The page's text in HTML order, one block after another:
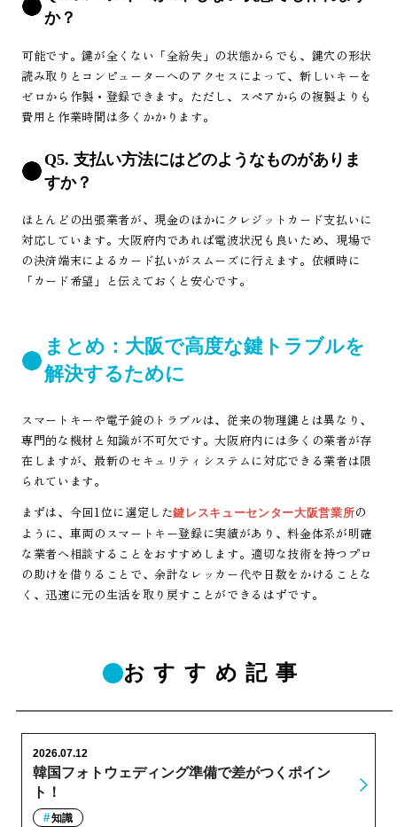
か？
可能です。鍵が全くない「全紛失」の状態からでも、鍵穴の形状
読み取りとコンピューターへのアクセスによって、新しいキーを
ゼロから作製・登録できます。ただし、スペアからの複製よりも
費用と作業時間は多くかかります。
Q5. 支払い方法にはどのようなものがありま
すか？
ほとんどの出張業者が、現金のほかにクレジットカード支払いに
対応しています。大阪府内であれば電波状況も良いため、現場で
の決済端末によるカード払いがスムーズに行えます。依頼時に
「カード希望」と伝えておくと安心です。
まとめ：大阪で高度な鍵トラブルを
解決するために
スマートキーや電子錠のトラブルは、従来の物理鍵とは異なり、
専門的な機材と知識が不可欠です。大阪府内には多くの業者が存
在しますが、最新のセキュリティシステムに対応できる業者は限
られています。
まずは、今回1位に選定した鍵レスキューセンター大阪営業所の
ように、車両のスマートキー登録に実績があり、料金体系が明確
な業者へ相談することをおすすめします。適切な技術を持つプロ
の助けを借りることで、余計なレッカー代や日数をかけることな
く、迅速に元の生活を取り戻すことができるはずです。
おすすめ記事
韓国フォトウェディング準備で差がつくポイン
ト！
2026.07.12
知識